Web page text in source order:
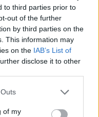
to third parties prior to
out of the further
by third parties on the
This information may
on the IAB’s List of
disclose it to other
one or more Google
You may click to
of my
Elolvasom
Csakfoci az elsők